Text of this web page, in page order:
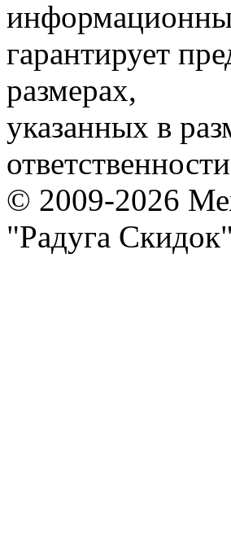
гарантирует
размерах,
указанных в
© 2009-2026
"Радуга